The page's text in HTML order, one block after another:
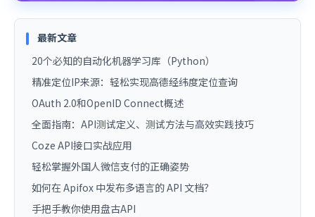
最新文章
20个必知的自动化机器学习库（Python）
精准定位IP来源：轻松实现高德经纬度定位查询
OAuth 2.0和OpenID Connect概述
全面指南：API测试定义、测试方法与高效实践技巧
Coze API接口实战应用
轻松掌握外国人微信支付的正确姿势
如何在 Apifox 中发布多语言的 API 文档？
手把手教你使用盘古API